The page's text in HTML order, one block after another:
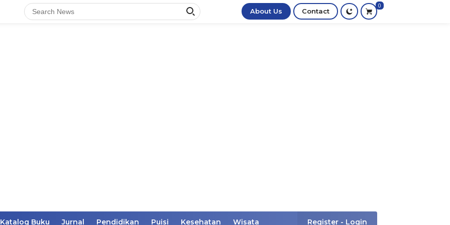
About Us Contact
0
Katalog Buku Jurnal Pendidikan Puisi Kesehatan Wisata Register - Login